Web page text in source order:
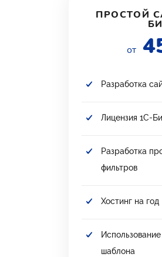
ПРОСТОЙ
от
Разработка
Лицензия 1С-
Разработка
фильтров
Хостинг на
шаблона